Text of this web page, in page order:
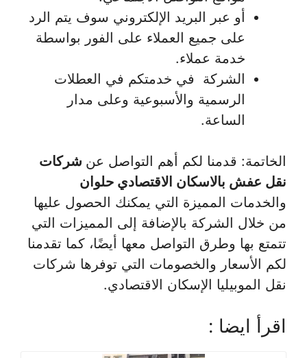
أو عبر البريد الإلكتروني سوف يتم الرد
على جميع العملاء على الفور بواسطة
خدمة عملاء.
الشركة في خدمتكم في العطلات
الرسمية والأسبوعية وعلى مدار
الساعة.
الخاتمة: قدمنا لكم أهم التواصل عن شركات
نقل عفش بالاسكان الاقتصادي حلوان
والخدمات المميزة التي يمكنك الحصول عليها
من خلال الشركة بالإضافة إلى المميزات التي
تتمتع بها وطرق التواصل معها أيضًا، كما تقدمنا
لكم الأسعار والخصومات التي توفرها شركات
نقل الموبيليا الإسكان الاقتصادي.
اقرأ ايضا :